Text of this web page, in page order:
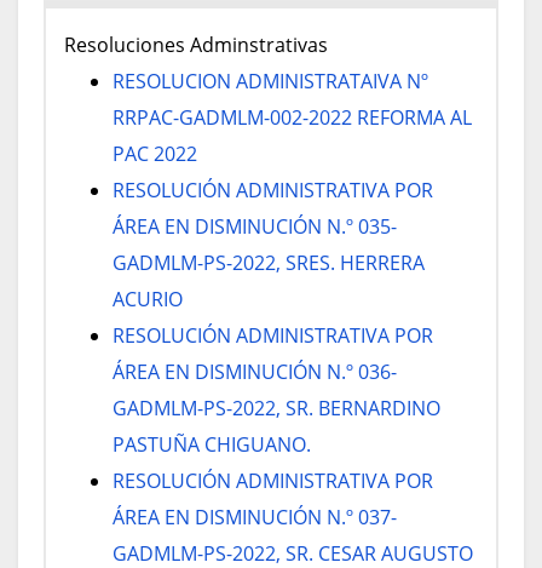
Resoluciones Adminstrativas
RESOLUCION ADMINISTRATAIVA Nº
RRPAC-GADMLM-002-2022 REFORMA AL
PAC 2022
RESOLUCIÓN ADMINISTRATIVA POR
ÁREA EN DISMINUCIÓN N.º 035-
GADMLM-PS-2022, SRES. HERRERA
ACURIO
RESOLUCIÓN ADMINISTRATIVA POR
ÁREA EN DISMINUCIÓN N.º 036-
GADMLM-PS-2022, SR. BERNARDINO
PASTUÑA CHIGUANO.
RESOLUCIÓN ADMINISTRATIVA POR
ÁREA EN DISMINUCIÓN N.º 037-
GADMLM-PS-2022, SR. CESAR AUGUSTO